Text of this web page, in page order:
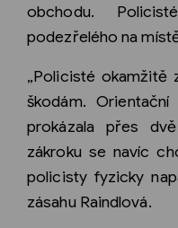
obchodu.
podezřelého na
„Policisté okamžitě
škodám.
prokázala přes
zákroku se navíc
policisty fyzicky
zásahu Raindlová.